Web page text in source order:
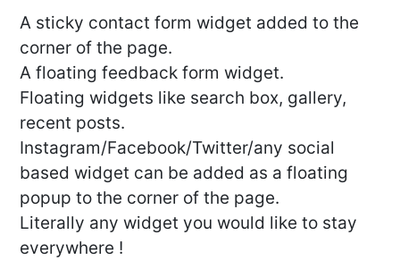
A sticky contact form widget added to the
corner of the page.
A floating feedback form widget.
Floating widgets like search box, gallery,
recent posts.
Instagram/Facebook/Twitter/any social
based widget can be added as a floating
popup to the corner of the page.
Literally any widget you would like to stay
everywhere !